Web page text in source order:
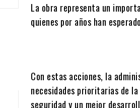
La obra representa un
quienes por años han
Con estas acciones, la
necesidades prioritarias de
seguridad y un mejor